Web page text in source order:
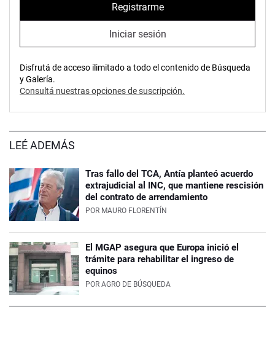
Registrarme
Iniciar sesión
Disfrutá de acceso ilimitado a todo el contenido de Búsqueda
y Galería.
Consultá nuestras opciones de suscripción.
LEÉ ADEMÁS
Tras fallo del TCA, Antía planteó acuerdo
extrajudicial al INC, que mantiene rescisión
del contrato de arrendamiento
POR MAURO FLORENTÍN
El MGAP asegura que Europa inició el
trámite para rehabilitar el ingreso de
equinos
POR AGRO DE BÚSQUEDA